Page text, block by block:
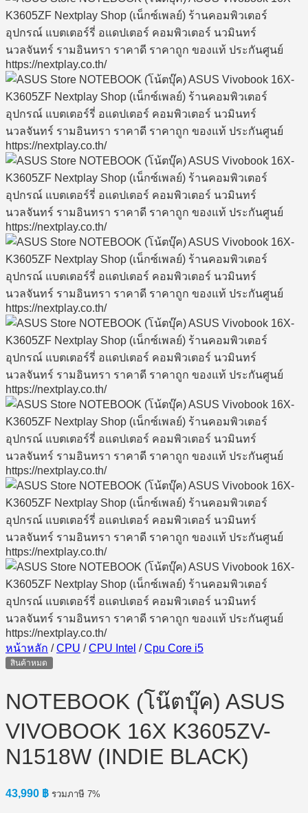
หน้าหลัก / CPU / CPU Intel / Cpu Core i5
สินค้าหมด
NOTEBOOK (โน๊ตบุ๊ค) ASUS
VIVOBOOK 16X K3605ZV-
N1518W (INDIE BLACK)
43,990 ฿ รวมภาษี 7%